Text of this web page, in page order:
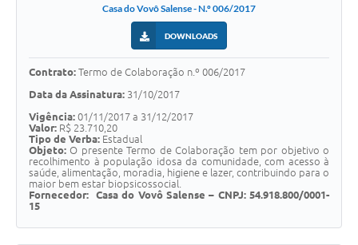
Casa do Vovô Salense - N.º 006/2017
DOWNLOADS
Contrato: Termo de Colaboração n.º 006/2017
Data da Assinatura: 31/10/2017
Vigência: 01/11/2017 a 31/12/2017
Valor: R$ 23.710,20
Tipo de Verba: Estadual
Objeto: O presente Termo de Colaboração tem por objetivo o
recolhimento à população idosa da comunidade, com acesso à
saúde, alimentação, moradia, higiene e lazer, contribuindo para o
maior bem estar biopsicossocial.
Fornecedor:
Casa do Vovô Salense – CNPJ:54.918.800/0001-
15